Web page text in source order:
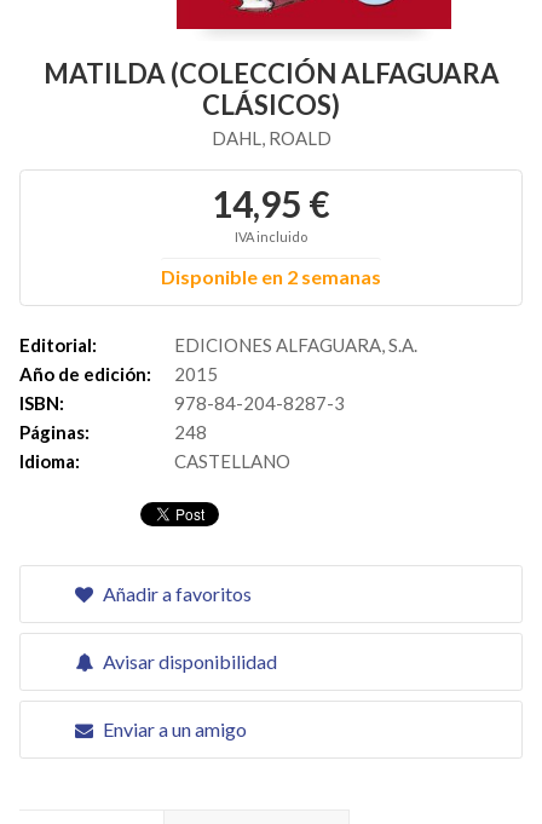
MATILDA (COLECCIÓN ALFAGUARA
CLÁSICOS)
DAHL, ROALD
14,95 €
IVA incluido
Disponible en 2 semanas
Editorial:
EDICIONES ALFAGUARA, S.A.
Año de edición:
2015
ISBN:
978-84-204-8287-3
Páginas:
248
Idioma:
CASTELLANO
Añadir a favoritos
Avisar disponibilidad
Enviar a un amigo